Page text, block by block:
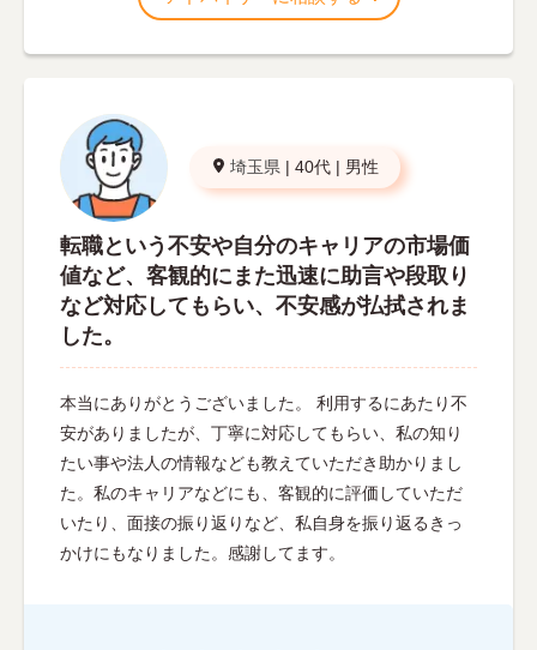
埼玉県 | 40代 | 男性
転職という不安や自分のキャリアの市場価
値など、客観的にまた迅速に助言や段取り
など対応してもらい、不安感が払拭されま
した。
本当にありがとうございました。 利用するにあたり不
安がありましたが、丁寧に対応してもらい、私の知り
たい事や法人の情報なども教えていただき助かりまし
た。私のキャリアなどにも、客観的に評価していただ
いたり、面接の振り返りなど、私自身を振り返るきっ
かけにもなりました。感謝してます。